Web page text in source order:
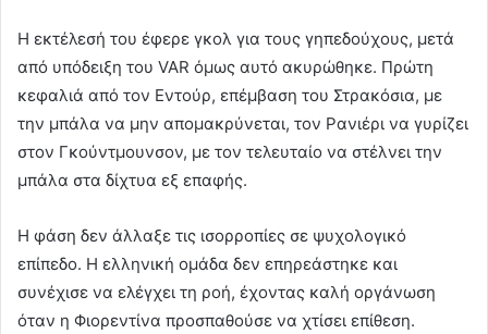
Η εκτέλεσή του έφερε γκολ για τους γηπεδούχους, μετά
από υπόδειξη του VAR όμως αυτό ακυρώθηκε. Πρώτη
κεφαλιά από τον Εντούρ, επέμβαση του Στρακόσια, με
την μπάλα να μην απομακρύνεται, τον Ρανιέρι να γυρίζει
στον Γκούντμουνσον, με τον τελευταίο να στέλνει την
μπάλα στα δίχτυα εξ επαφής.
Η φάση δεν άλλαξε τις ισορροπίες σε ψυχολογικό
επίπεδο. Η ελληνική ομάδα δεν επηρεάστηκε και
συνέχισε να ελέγχει τη ροή, έχοντας καλή οργάνωση
όταν η Φιορεντίνα προσπαθούσε να χτίσει επίθεση.